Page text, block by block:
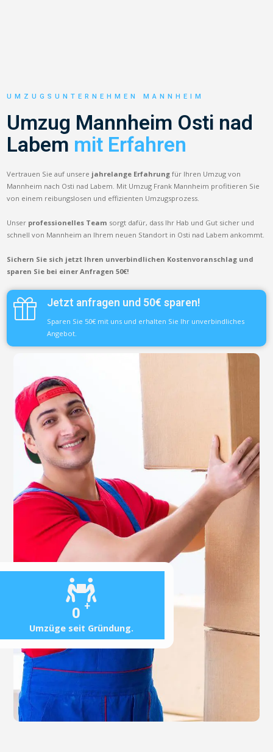
0 +
Umzüge seit Gründung.
UMZUGSUNTERNEHMEN MANNHEIM
Umzug Mannheim Osti nad
Labem mit Erfahren
Vertrauen Sie auf unsere jahrelange Erfahrung für Ihren Umzug von
Mannheim nach Osti nad Labem. Mit Umzug Frank Mannheim profitieren Sie
von einem reibungslosen und effizienten Umzugsprozess.
Unser professionelles Team sorgt dafür, dass Ihr Hab und Gut sicher und
schnell von Mannheim an Ihrem neuen Standort in Osti nad Labem ankommt.
Sichern Sie sich jetzt Ihren unverbindlichen Kostenvoranschlag und
sparen Sie bei einer Anfragen 50€!
Jetzt anfragen und 50€ sparen!
Sparen Sie 50€ mit uns und erhalten Sie Ihr unverbindliches
Angebot.